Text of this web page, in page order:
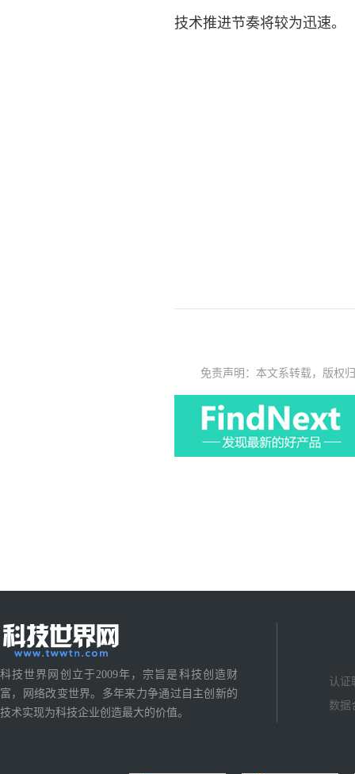
技术推进节奏将较为迅速。
免责声明：本文系转载，版权
科技世界网创立于2009年，宗旨是科技创造财
富，网络改变世界。多年来力争通过自主创新的
技术实现为科技企业创造最大的价值。
认证
数据